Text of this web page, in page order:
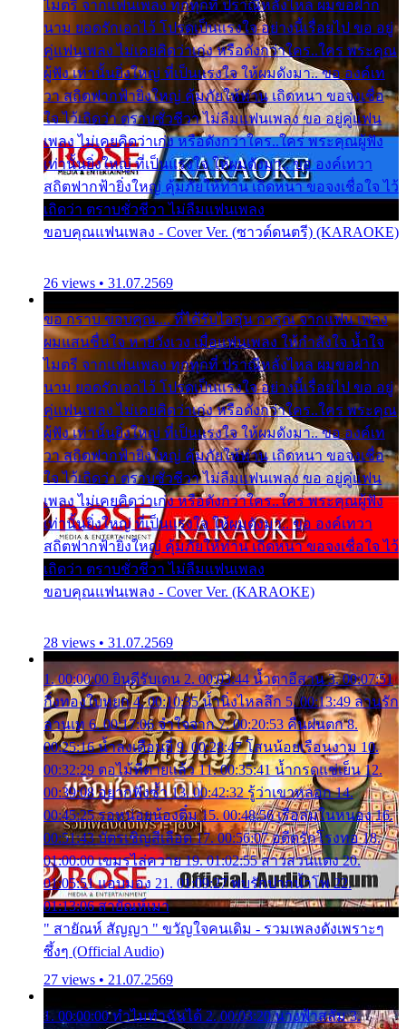
ไมตรี จากแฟนเพลง ทุกทุกที่ ปราณีหลั่งไหล ผมขอฝาก
นาม ยอดรักเอาไว้ โปรดเป็นแรงใจ อย่างนี้เรื่อยไป ขอ อยู่
คู่แฟนเพลง ไม่เคยคิดว่าเก่ง หรือดังกว่าใคร..ใคร พระคุณ
ผู้ฟัง เท่านั้นยิ่งใหญ่ ที่เป็นแรงใจ ให้ผมดังมา.. ขอ องค์เท
วา สถิตฟากฟ้ายิ่งใหญ่ คุ้มภัยให้ท่าน เถิดหนา ขอจงเชื่อ
ใจ ไว้เถิดว่า ตราบชั่วชีวา ไม่ลืมแฟนเพลง ขอ อยู่คู่แฟน
เพลง ไม่เคยคิดว่าเก่ง หรือดังกว่าใคร..ใคร พระคุณผู้ฟัง
เท่านั้นยิ่งใหญ่ ที่เป็นแรงใจ ให้ผมดังมา.. ขอ องค์เทวา
สถิตฟากฟ้ายิ่งใหญ่ คุ้มภัยให้ท่าน เถิดหนา ขอจงเชื่อใจ ไว้
เถิดว่า ตราบชั่วชีวา ไม่ลืมแฟนเพลง
ขอบคุณแฟนเพลง - Cover Ver. (ซาวด์ดนตรี) (KARAOKE)
26 views • 31.07.2569
ขอ กราบ ขอบคุณ.... ที่ได้รับไออุ่น การุณ จากแฟน เพลง
ผมแสนชื่นใจ หายวังเวง เมื่อแฟนเพลง ให้กำลังใจ น้ำใจ
ไมตรี จากแฟนเพลง ทุกทุกที่ ปราณีหลั่งไหล ผมขอฝาก
นาม ยอดรักเอาไว้ โปรดเป็นแรงใจ อย่างนี้เรื่อยไป ขอ อยู่
คู่แฟนเพลง ไม่เคยคิดว่าเก่ง หรือดังกว่าใคร..ใคร พระคุณ
ผู้ฟัง เท่านั้นยิ่งใหญ่ ที่เป็นแรงใจ ให้ผมดังมา.. ขอ องค์เท
วา สถิตฟากฟ้ายิ่งใหญ่ คุ้มภัยให้ท่าน เถิดหนา ขอจงเชื่อ
ใจ ไว้เถิดว่า ตราบชั่วชีวา ไม่ลืมแฟนเพลง ขอ อยู่คู่แฟน
เพลง ไม่เคยคิดว่าเก่ง หรือดังกว่าใคร..ใคร พระคุณผู้ฟัง
เท่านั้นยิ่งใหญ่ ที่เป็นแรงใจ ให้ผมดังมา.. ขอ องค์เทวา
สถิตฟากฟ้ายิ่งใหญ่ คุ้มภัยให้ท่าน เถิดหนา ขอจงเชื่อใจ ไว้
เถิดว่า ตราบชั่วชีวา ไม่ลืมแฟนเพลง
ขอบคุณแฟนเพลง - Cover Ver. (KARAOKE)
28 views • 31.07.2569
1. 00:00:00 ยินดีรับเดน 2. 00:03:44 น้ำตาอีสาน 3. 00:07:51
กิ่งทองใบหยก 4. 00:10:35 น้ำนิ่งไหลลึก 5. 00:13:49 ลานรัก
ลานเท 6. 00:17:06 จำใจจาก 7. 00:20:53 คืนฝนตก 8.
00:25:16 น้ำลงเดือนยี่ 9. 00:28:47 โสนน้อยเรือนงาม 10.
00:32:29 ตอไม้ที่ตายแล้ว 11. 00:35:41 น้ำกรดแช่เย็น 12.
00:39:08 อยากฟังซ้ำ 13. 00:42:32 รู้ว่าเขาหลอก 14.
00:45:25 รอหน่อยน้องติ๋ม 15. 00:48:56 เรือล่มในหนอง 16.
00:51:43 บัตรเชิญสีเลือด 17. 00:56:07 อดีตรักโรงทอ 18.
01:00:00 เขมรไล่ควาย 19. 01:02:55 สาวสวนแตง 20.
01:05:51 แอบมอง 21. 01:09:27 พบรักปากน้ำโพ 22.
01:13:06 สายัณห์เมา
" สายัณห์ สัญญา " ขวัญใจคนเดิม - รวมเพลงดังเพราะๆ
ซึ้งๆ (Official Audio)
27 views • 21.07.2569
1. 00:00:00 ทำไมทำฉันได้ 2. 00:03:20 นางฟ้าสลัม 3.